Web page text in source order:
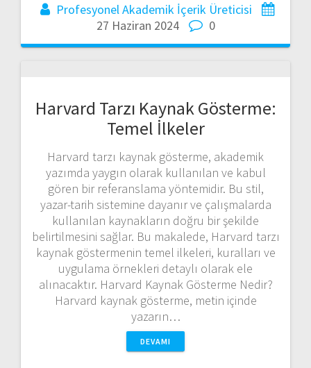
Profesyonel Akademik İçerik Üreticisi
27 Haziran 2024
0
Harvard Tarzı Kaynak Gösterme:
Temel İlkeler
Harvard tarzı kaynak gösterme, akademik
yazımda yaygın olarak kullanılan ve kabul
gören bir referanslama yöntemidir. Bu stil,
yazar-tarih sistemine dayanır ve çalışmalarda
kullanılan kaynakların doğru bir şekilde
belirtilmesini sağlar. Bu makalede, Harvard tarzı
kaynak göstermenin temel ilkeleri, kuralları ve
uygulama örnekleri detaylı olarak ele
alınacaktır. Harvard Kaynak Gösterme Nedir?
Harvard kaynak gösterme, metin içinde
yazarın…
DEVAMI